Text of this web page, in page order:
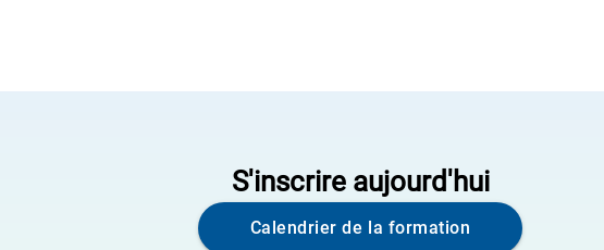
S'inscrire aujourd'hui
Calendrier de la formation